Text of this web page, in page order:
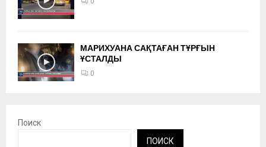
МАРИХУАНА САҚТАҒАН ТҰРҒЫН
ҰСТАЛДЫ
0
Поиск
ПОИСК